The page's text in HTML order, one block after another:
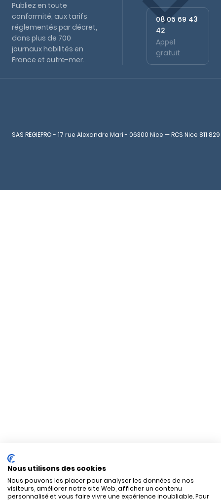
Publiez en toute
conformité, aux tarifs
réglementés par décret,
dans plus de 700
journaux habilités en
France et outre-mer.
08 05 69 43
42
Appel
gratuit
SAS REGIEPRO - 17 rue Alexandre Mari - 06300 Nice — RCS Nice 811
Nous utilisons des cookies
Nous pouvons les placer pour analyser les données de nos
visiteurs, améliorer notre site Web, afficher un contenu
personnalisé et vous faire vivre une expérience inoubliable. Pour